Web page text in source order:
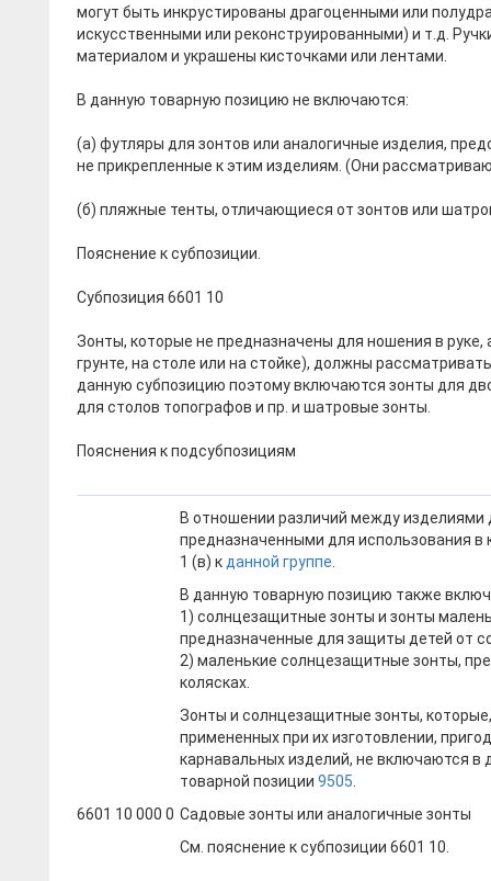
могут быть инкрустированы драгоценными или
искусственными или реконструированными) и т.д.
материалом и украшены кисточками или лентами.
В данную товарную позицию не включаются:
(а) футляры для зонтов или аналогичные изделия,
не прикрепленные к этим изделиям. (Они
(б) пляжные тенты, отличающиеся от зонтов или
Пояснение к субпозиции.
Субпозиция 6601 10
Зонты, которые не предназначены для ношения в
грунте, на столе или на стойке), должны
данную субпозицию поэтому включаются зонты для
для столов топографов и пр. и шатровые зонты.
Пояснения к подсубпозициям
В отношении различий между изделиями
предназначенными для использования в
1 (в) к данной группе
В данную товарную позицию также
1) солнцезащитные зонты и зонты
предназначенные для защиты детей от
2) маленькие солнцезащитные зонты,
колясках.
Зонты и солнцезащитные зонты,
примененных при их изготовлении,
карнавальных изделий, не включаются
товарной позиции 9505
6601 10 000 0 Садовые зонты или аналогичные зонты
См. пояснение к субпозиции 6601 10.